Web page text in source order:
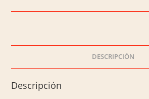
INOXIDABLE.
Giratoria
/
Funciona
DESCRIPCIÓN
Descripción